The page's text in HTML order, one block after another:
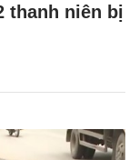
thanh niên bị